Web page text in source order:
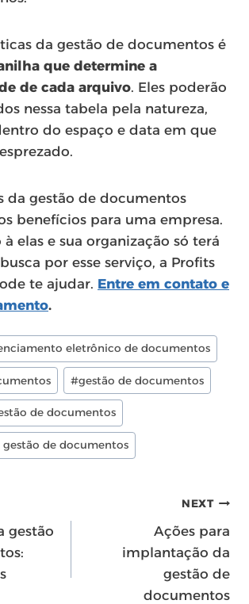
da gestão de documentos é
que determine a
de cada arquivo. Eles poderão
nessa tabela pela natureza,
do espaço e data em que
da gestão de documentos
benefícios para uma empresa.
elas e sua organização só terá
por esse serviço, a Profits
te ajudar. Entre em contato e
.
eletrônico de documentos
#gestão de documentos
de documentos
gestão de documentos
gestão
NEXT
Ações para
implantação da
gestão de
documentos